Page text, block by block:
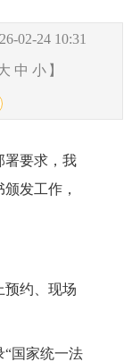
02-24 10:31
中 小 】
署要求，我
发工作，
预约、现场
“国家统一法